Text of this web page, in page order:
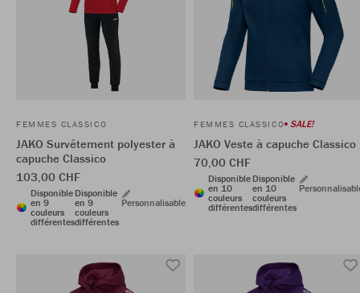
FEMMES CLASSICO
JAKO Survêtement polyester à
capuche Classico
103,00 CHF
Disponible
en 9
couleurs
différentes
Disponible
en 9
couleurs
différentes
Personnalisable
FEMMES CLASSICO SALE!
JAKO Veste à capuche Classico
70,00 CHF
Disponible
en 10
couleurs
différentes
Disponible
en 10
couleurs
différentes